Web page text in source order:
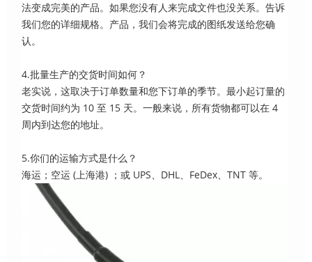
法变成完美的产品。如果您没有人来完成文件也没关系。告诉
我们您的详细规格。产品，我们会将完成的图纸发送给您确
认。
4.批量生产的交货时间如何？
老实说，这取决于订单数量和您下订单的季节。最小起订量的
交货时间约为 10 至 15 天。一般来说，所有货物都可以在 4
周内到达您的地址。
5.你们的运输方式是什么？
海运；空运 (上海港) ；或 UPS、DHL、FeDex、TNT 等。